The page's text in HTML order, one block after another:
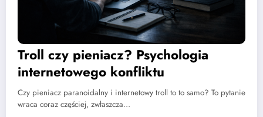
Troll czy pieniacz? Psychologia
internetowego konfliktu
Czy pieniacz paranoidalny i internetowy troll to to samo? To pytanie
wraca coraz częściej, zwłaszcza…